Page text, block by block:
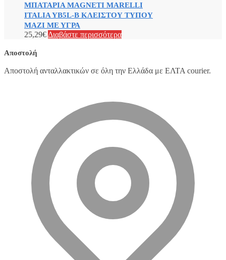
ΜΠΑΤΑΡΙΑ MAGNETI MARELLI
ITALIA YB5L-B ΚΛΕΙΣΤΟΥ ΤΥΠΟΥ
ΜΑΖΙ ΜΕ ΥΓΡΑ
25,29€ Διαβάστε περισσότερα
Αποστολή
Αποστολή ανταλλακτικών σε όλη την Ελλάδα με ΕΛΤΑ courier.